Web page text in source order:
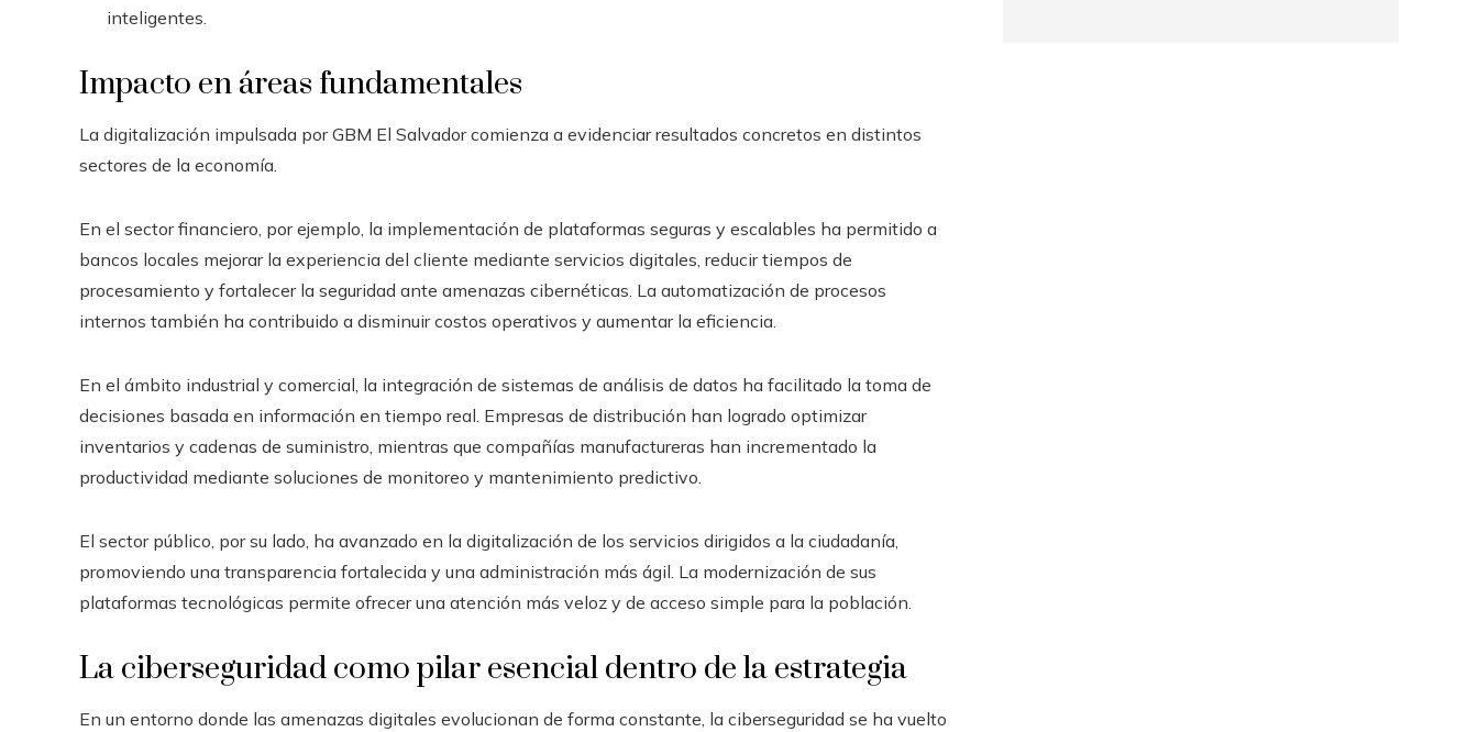
inteligentes.
Impacto en áreas fundamentales
La digitalización impulsada por GBM El Salvador comienza a evidenciar resultados concretos en distintos
sectores de la economía.
En el sector financiero, por ejemplo, la implementación de plataformas seguras y escalables ha permitido a
bancos locales mejorar la experiencia del cliente mediante servicios digitales, reducir tiempos de
procesamiento y fortalecer la seguridad ante amenazas cibernéticas. La automatización de procesos
internos también ha contribuido a disminuir costos operativos y aumentar la eficiencia.
En el ámbito industrial y comercial, la integración de sistemas de análisis de datos ha facilitado la toma de
decisiones basada en información en tiempo real. Empresas de distribución han logrado optimizar
inventarios y cadenas de suministro, mientras que compañías manufactureras han incrementado la
productividad mediante soluciones de monitoreo y mantenimiento predictivo.
El sector público, por su lado, ha avanzado en la digitalización de los servicios dirigidos a la ciudadanía,
promoviendo una transparencia fortalecida y una administración más ágil. La modernización de sus
plataformas tecnológicas permite ofrecer una atención más veloz y de acceso simple para la población.
La ciberseguridad como pilar esencial dentro de la estrategia
En un entorno donde las amenazas digitales evolucionan de forma constante, la ciberseguridad se ha vuelto